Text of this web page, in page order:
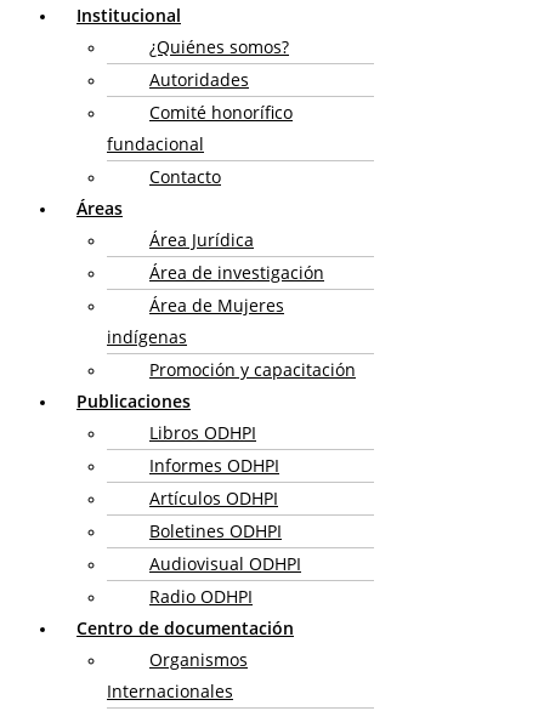
Institucional
¿Quiénes somos?
Autoridades
Comité honorífico
fundacional
Contacto
Áreas
Área Jurídica
Área de investigación
Área de Mujeres
indígenas
Promoción y capacitación
Publicaciones
Libros ODHPI
Informes ODHPI
Artículos ODHPI
Boletines ODHPI
Audiovisual ODHPI
Radio ODHPI
Centro de documentación
Organismos
Internacionales